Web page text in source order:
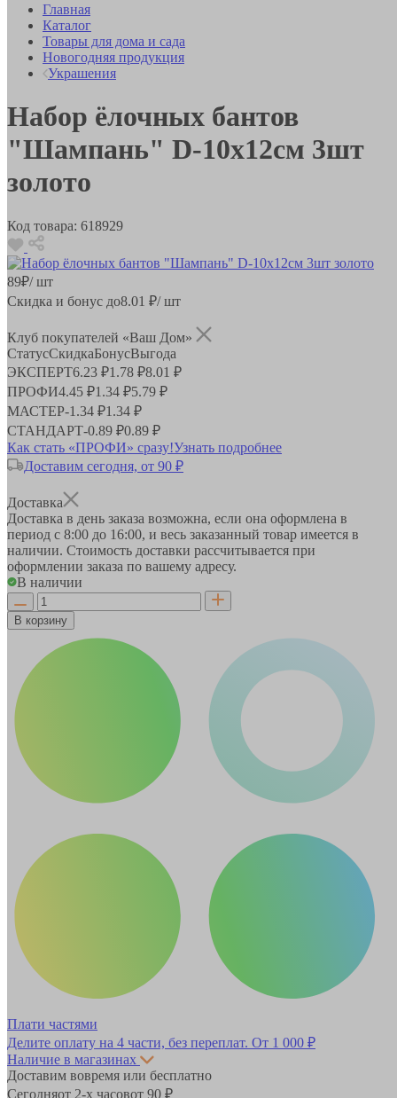
Главная
Каталог
Товары для дома и сада
Новогодняя продукция
Украшения
Набор ёлочных бантов
"Шампань" D-10х12см 3шт
золото
Код товара: 618929
89₽/ шт
Скидка и бонус до8.01 ₽/ шт
Клуб покупателей «Ваш Дом»
СтатусСкидкаБонусВыгода
ЭКСПЕРТ6.23 ₽1.78 ₽8.01 ₽
ПРОФИ4.45 ₽1.34 ₽5.79 ₽
МАСТЕР-1.34 ₽1.34 ₽
СТАНДАРТ-0.89 ₽0.89 ₽
Как стать «ПРОФИ» сразу!Узнать подробнее
Доставим сегодня, от 90 ₽
Доставка
Доставка в день заказа возможна, если она оформлена в
период с 8:00 до 16:00, и весь заказанный товар имеется в
наличии. Стоимость доставки рассчитывается при
оформлении заказа по вашему адресу.
В наличии
В корзину
Плати частями
Делите оплату на 4 части, без переплат. От 1 000 ₽
Наличие в магазинах
Доставим вовремя или бесплатно
Сегодняот 2-х часовот 90 ₽